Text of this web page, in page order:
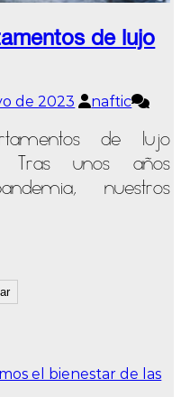
de lujo
de 2023
naftic
de lujo
Tras unos años
nuestros
el bienestar de las